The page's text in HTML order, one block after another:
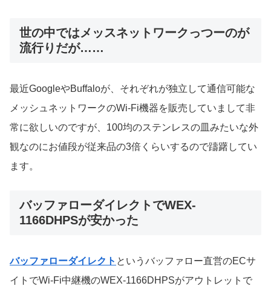
世の中ではメッスネットワークっつーのが
流行りだが……
最近GoogleやBuffaloが、それぞれが独立して通信可能な
メッシュネットワークのWi-Fi機器を販売していまして非
常に欲しいのですが、100均のステンレスの皿みたいな外
観なのにお値段が従来品の3倍くらいするので躊躇してい
ます。
バッファローダイレクトでWEX-
1166DHPSが安かった
バッファローダイレクト というバッファロー直営のECサ
イトでWi-Fi中継機のWEX-1166DHPSがアウトレットで